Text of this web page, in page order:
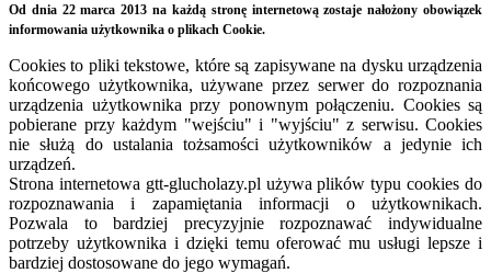
Od dnia 22 marca 2013 na każdą stronę internetową zostaje nałożony obowiązek
informowania użytkownika o plikach Cookie.
Cookies to pliki tekstowe, które są zapisywane na dysku urządzenia
końcowego użytkownika, używane przez serwer do rozpoznania
urządzenia użytkownika przy ponownym połączeniu. Cookies są
pobierane przy każdym "wejściu" i "wyjściu" z serwisu. Cookies
nie służą do ustalania tożsamości użytkowników a jedynie ich
urządzeń.
Strona internetowa gtt-glucholazy.pl używa plików typu cookies do
rozpoznawania i zapamiętania informacji o użytkownikach.
Pozwala to bardziej precyzyjnie rozpoznawać indywidualne
potrzeby użytkownika i dzięki temu oferować mu usługi lepsze i
bardziej dostosowane do jego wymagań.